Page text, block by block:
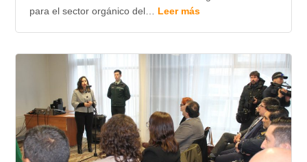
para el sector orgánico del… Leer más